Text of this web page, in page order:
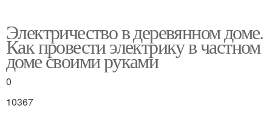
Электричество в деревянном доме.
Как провести электрику в частном
доме своими руками
0
10367